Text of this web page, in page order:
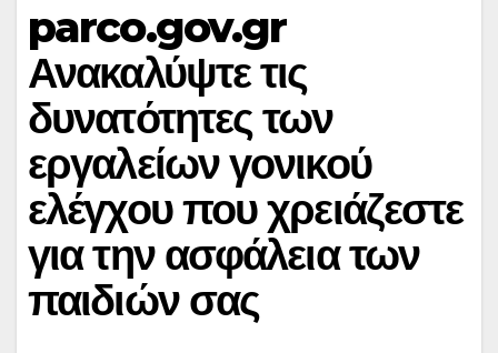
parco.gov.gr
Ανακαλύψτε τις
δυνατότητες των
εργαλείων γονικού
ελέγχου που χρειάζεστε
για την ασφάλεια των
παιδιών σας